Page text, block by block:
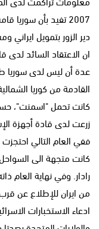
2007 تفيد بأن
دير الزور بتمويل
ان الاعتقاد السائد لدى
عدة أن ليس لدى سوريا
كانت تحمل "اسمنت"،
زرعت لدى قادة أجهزة
ففي العام التالي
كانت متجهة الى
رادار. وفي نهاية العام
من ايران للإطلاع عن
ادعاء الاستخبارات